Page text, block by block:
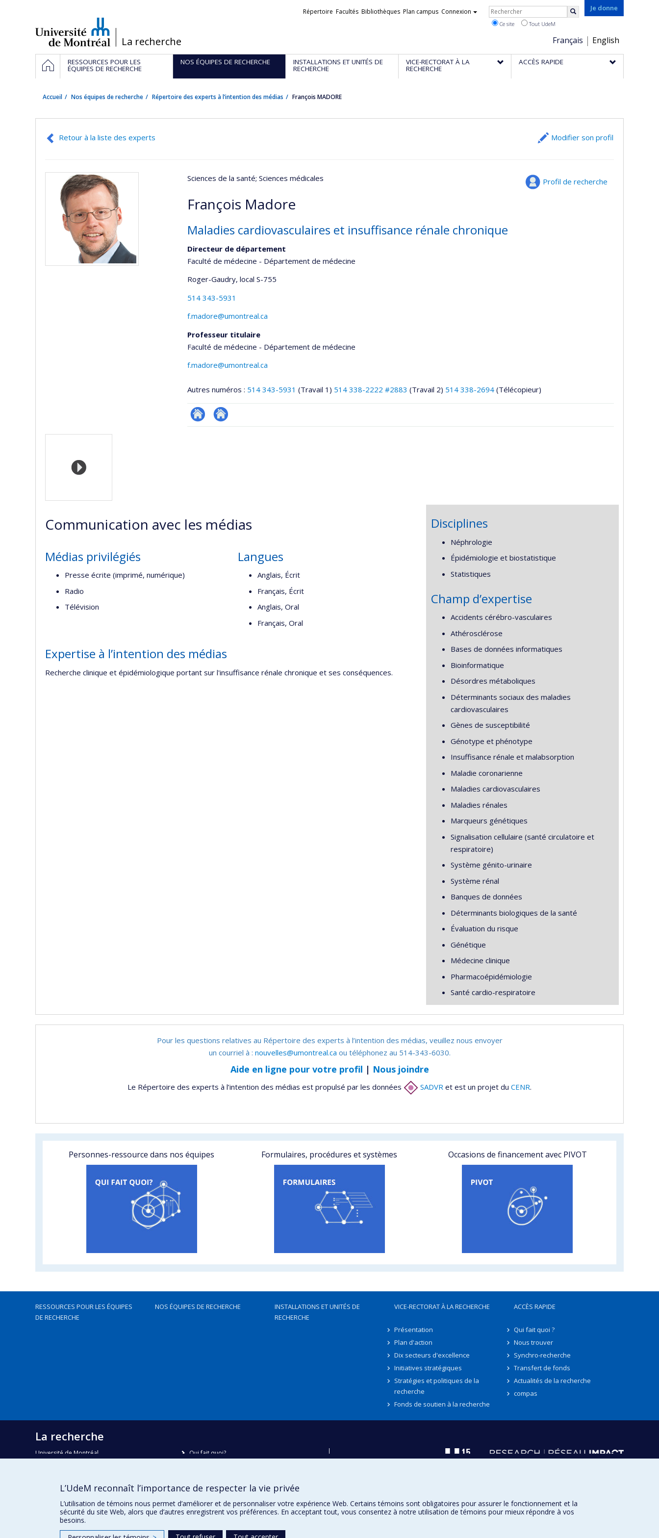
/La recherche
Je donne
Choix
de
la
Français English
Liens
Répertoire Facultés Bibliothèques Plan campus Connexion Rechercher
Ce site Tout UdeM
Navigation
principale
ACCUEILRESSOURCES POUR LES
ÉQUIPES DE RECHERCHE
NOS ÉQUIPES DE RECHERCHE INSTALLATIONS ET UNITÉS DE
RECHERCHE
VICE-RECTORAT À LA
RECHERCHE
ACCÈS RAPIDE
Accueil Nos équipes de recherche Répertoire des experts à l’intention des médias François MADORE
Retour à la liste des experts Modifier son profil
Profil de recherche
Sciences de la santé; Sciences médicales
François Madore
Maladies cardiovasculaires et insuffisance rénale chronique
Directeur de département
Faculté de médecine - Département de médecine
Roger-Gaudry, local S-755
514 343-5931
f.madore@umontreal.ca
Professeur titulaire
Faculté de médecine - Département de médecine
f.madore@umontreal.ca
Autres numéros : 514 343-5931 (Travail 1) 514 338-2222 #2883 (Travail 2) 514 338-2694 (Télécopieur)
Site
Autre
Médias
Communication avec les médias
Médias privilégiés
Presse écrite (imprimé, numérique)
Radio
Télévision
Langues
Anglais, Écrit
Français, Écrit
Anglais, Oral
Français, Oral
Expertise à l’intention des médias
Recherche clinique et épidémiologique portant sur l'insuffisance rénale chronique et ses conséquences.
Disciplines
Néphrologie
Épidémiologie et biostatistique
Statistiques
Champ d’expertise
Accidents cérébro-vasculaires
Athérosclérose
Bases de données informatiques
Bioinformatique
Désordres métaboliques
Déterminants sociaux des maladies
cardiovasculaires
Gènes de susceptibilité
Génotype et phénotype
Insuffisance rénale et malabsorption
Maladie coronarienne
Maladies cardiovasculaires
Maladies rénales
Marqueurs génétiques
Signalisation cellulaire (santé circulatoire et
respiratoire)
Système génito-urinaire
Système rénal
Banques de données
Déterminants biologiques de la santé
Évaluation du risque
Génétique
Médecine clinique
Pharmacoépidémiologie
Santé cardio-respiratoire
Pour les questions relatives au Répertoire des experts à l’intention des médias, veuillez nous envoyer
un courriel à : nouvelles@umontreal.ca ou téléphonez au 514-343-6030.
Aide en ligne pour votre profil | Nous joindre
Le Répertoire des experts à l’intention des médias est propulsé par les données SADVR et est un projet du CENR.
Personnes-ressource dans nos équipes Formulaires, procédures et systèmes Occasions de financement avec PIVOT
RESSOURCES POUR LES ÉQUIPES
DE RECHERCHE
NOS ÉQUIPES DE RECHERCHE
INSTALLATIONS ET UNITÉS DE
RECHERCHE
VICE-RECTORAT À LA RECHERCHE
Présentation
Plan d'action
Dix secteurs d'excellence
Initiatives stratégiques
Stratégies et politiques de la
recherche
Fonds de soutien à la recherche
ACCÈS RAPIDE
Qui fait quoi ?
Nous trouver
Synchro-recherche
Transfert de fonds
Actualités de la recherche
compas
La recherche
Université de Montréal
Courriel:recherche@umontreal.ca
Qui fait quoi?
Plan du site
Accessibilité
L’UdeM reconnaît l’importance de respecter la vie privée
L’utilisation de témoins nous permet d’améliorer et de personnaliser votre expérience Web. Certains témoins sont obligatoires pour assurer le fonctionnement et la
sécurité du site Web, alors que d’autres enregistrent vos préférences. En acceptant tout, vous consentez à notre utilisation de témoins pour mieux répondre à vos
besoins.